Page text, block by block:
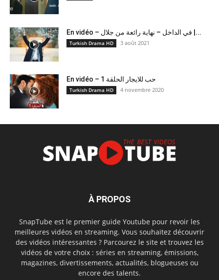
En vidéo – في الداخل – نهاية رائعة من جلال |...
Turkish Drama HD 3 août 2021
En vidéo – حب للايجار الحلقة 1
Turkish Drama HD 4 novembre 2020
À PROPOS
SnapTube est le premier guide Youtube pour revoir les
meilleures vidéos en streaming. Vous souhaitez découvrir
des vidéos intéressantes ? Parcourez le site et trouvez les
vidéos de votre choix : séries en streaming, émissions,
magazines, divertissements, actualités, blogueuses ou
encore des talents.